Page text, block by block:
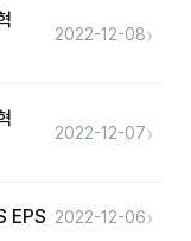
2022-12-08›
2022-12-07›
EPS 2022-12-06›